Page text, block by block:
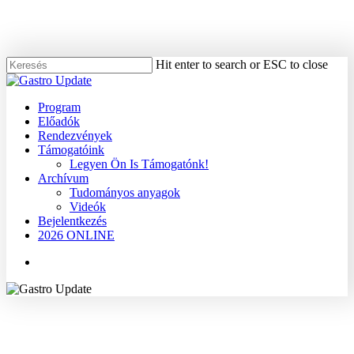
content
Hit enter to search or ESC to close
Close
Menu
Program
Előadók
Rendezvények
Támogatóink
Legyen Ön Is Támogatónk!
Archívum
Tudományos anyagok
Videók
Bejelentkezés
2026 ONLINE